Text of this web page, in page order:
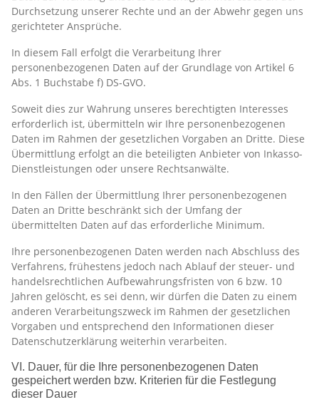
Durchsetzung unserer Rechte und an der Abwehr gegen uns
gerichteter Ansprüche.
In diesem Fall erfolgt die Verarbeitung Ihrer
personenbezogenen Daten auf der Grundlage von Artikel 6
Abs. 1 Buchstabe f) DS-GVO.
Soweit dies zur Wahrung unseres berechtigten Interesses
erforderlich ist, übermitteln wir Ihre personenbezogenen
Daten im Rahmen der gesetzlichen Vorgaben an Dritte. Diese
Übermittlung erfolgt an die beteiligten Anbieter von Inkasso-
Dienstleistungen oder unsere Rechtsanwälte.
In den Fällen der Übermittlung Ihrer personenbezogenen
Daten an Dritte beschränkt sich der Umfang der
übermittelten Daten auf das erforderliche Minimum.
Ihre personenbezogenen Daten werden nach Abschluss des
Verfahrens, frühestens jedoch nach Ablauf der steuer- und
handelsrechtlichen Aufbewahrungsfristen von 6 bzw. 10
Jahren gelöscht, es sei denn, wir dürfen die Daten zu einem
anderen Verarbeitungszweck im Rahmen der gesetzlichen
Vorgaben und entsprechend den Informationen dieser
Datenschutzerklärung weiterhin verarbeiten.
VI. Dauer, für die Ihre personenbezogenen Daten
gespeichert werden bzw. Kriterien für die Festlegung
dieser Dauer